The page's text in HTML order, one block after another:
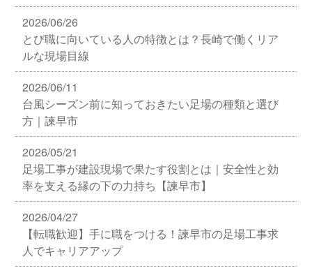
2026/06/26
とび職に向いている人の特徴とは？長崎で働くリア
ルな現場目線
2026/06/11
台風シーズン前に知っておきたい足場の種類と選び
方｜諫早市
2026/05/21
足場工事が建設現場で果たす役割とは｜安全性と効
率を支える縁の下の力持ち【諫早市】
2026/04/27
【転職歓迎】手に職をつける！諫早市の足場工事求
人でキャリアアップ